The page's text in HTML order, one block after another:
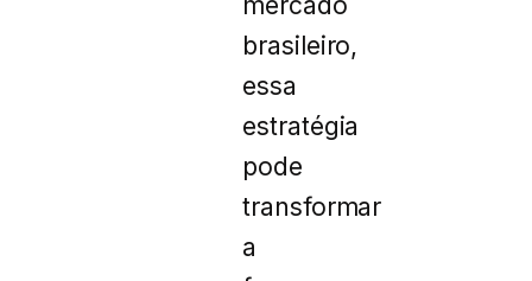
brasileiro,
essa
estratégia
pode
transformar
a